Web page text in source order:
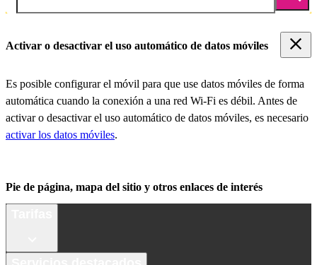
Activar o desactivar el uso automático de datos móviles
Es posible configurar el móvil para que use datos móviles de forma
automática cuando la conexión a una red Wi-Fi es débil. Antes de
activar o desactivar el uso automático de datos móviles, es necesario
activar los datos móviles.
Pie de página, mapa del sitio y otros enlaces de interés